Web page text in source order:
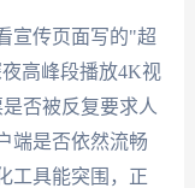
宣传页面写的"超
高峰段播放4K视
否被反复要求人
端是否依然流畅
工具能突围，正